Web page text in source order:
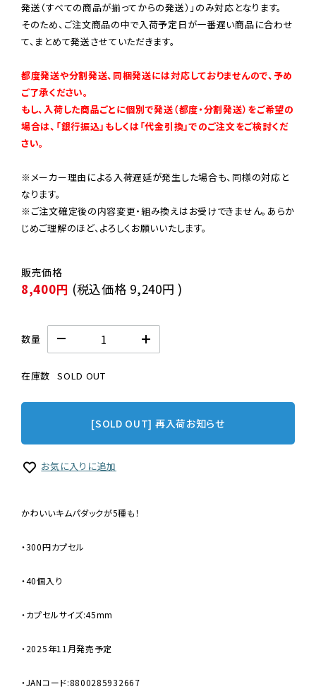
発送（すべての商品が揃ってからの発送）」のみ対応となります。
そのため、ご注文商品の中で入荷予定日が一番遅い商品に合わせ
て、まとめて発送させていただきます。
都度発送や分割発送、同梱発送には対応しておりませんので、予め
ご了承ください。
もし、入荷した商品ごとに個別で発送（都度・分割発送）をご希望の
場合は、「銀行振込」もしくは「代金引換」でのご注文をご検討くだ
さい。
※メーカー理由による入荷遅延が発生した場合も、同様の対応と
なります。
※ご注文確定後の内容変更・組み換えはお受けできません。あらか
じめご理解のほど、よろしくお願いいたします。
8,400円 (税込価格 9,240円 )
数量
在庫数 SOLD OUT
[SOLD OUT] 再入荷お知らせ
お気に入りに追加
かわいいキムパダックが5種も！
・300円カプセル
・40個入り
・カプセルサイズ:45mm
・2025年11月発売予定
・JANコード:8800285932667